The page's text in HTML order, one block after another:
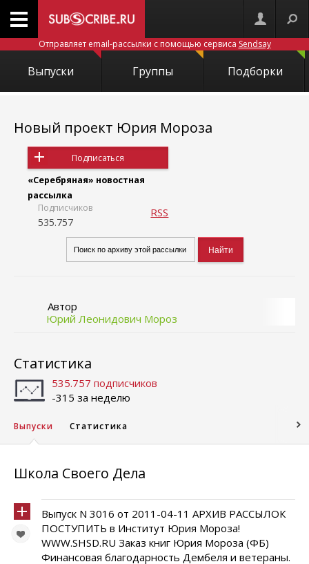
Отправляет email-рассылки с помощью сервиса Sendsay
Выпуски Группы Подборки
Новый проект Юрия Мороза
Подписаться
«Серебряная» новостная
рассылка
Подписчиков
535.757
RSS
Автор
Юрий Леонидович Мороз
Статистика
535.757 подписчиков
-315 за неделю
Выпуски Статистика
Школа Своего Дела
Выпуск N 3016 от 2011-04-11 АРХИВ РАССЫЛОК
ПОСТУПИТЬ в Институт Юрия Мороза!
WWW.SHSD.RU Заказ книг Юрия Мороза (ФБ)
Финансовая благодарность Дембеля и ветераны.